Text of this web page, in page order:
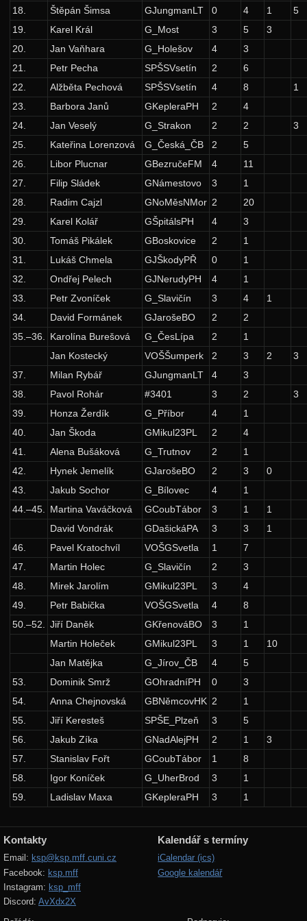
18.
Štěpán Šimsa GJungmanLT 0 4 1
5
19.
Karel Král G_Most 3 5
3
20.
Jan Vaňhara G_Holešov 4
3
21.
Petr Pecha SPŠSVsetín 2
6
22.
Alžběta Pechová SPŠSVsetín 4 8
1
23.
Barbora Janů GKepleraPH 2
4
24.
Jan Veselý G_Strakon 2 2
3
25.
Kateřina Lorenzová G_Česká_ČB 2
5
26.
Libor Plucnar GBezručeFM 4
11
27.
Filip Sládek GNámestovo 3
1
28.
Radim Cajzl GNoMěsNMor 2
20
29.
Karel Kolář GŠpitálsPH 4
3
30.
Tomáš Pikálek GBoskovice 2
1
31.
Lukáš Chmela GJŠkodyPŘ 0
1
32.
Ondřej Pelech GJNerudyPH 4
1
33.
Petr Zvoníček G_Slavičín 3 4
1
34.
David Formánek GJarošeBO 2
2
35.–36. Karolína Burešová G_ČesLípa 2
1
Jan Kostecký
VOŠŠumperk 2 3 2
3
37.
Milan Rybář GJungmanLT 4
3
38.
Pavol Rohár #3401 3 2
3
39.
Honza Žerdík G_Příbor 4
1
40.
Jan Škoda GMikul23PL 2
4
41.
Alena Bušáková G_Trutnov 2
1
42.
Hynek Jemelík GJarošeBO 2 3
0
43.
Jakub Sochor G_Bílovec 4
1
44.–45. Martina Vaváčková GCoubTábor 3 1
1
David Vondrák
GDašickáPA 3 3
1
46.
Pavel Kratochvíl VOŠGSvetla 1
7
47.
Martin Holec G_Slavičín 2
3
48.
Mirek Jarolím GMikul23PL 3
4
49.
Petr Babička VOŠGSvetla 4
8
50.–52. Jiří Daněk GKřenováBO 3
1
Martin Holeček
GMikul23PL 3 1
10
Jan Matějka
G_Jírov_ČB 4
5
53.
Dominik Smrž GOhradníPH 0
3
54.
Anna Chejnovská GBNěmcovHK 2
1
55.
Jiří Keresteš SPŠE_Plzeň 3
5
56.
Jakub Zíka GNadAlejPH 2 1
3
57.
Stanislav Fořt GCoubTábor 1
8
58.
Igor Koníček G_UherBrod 3
1
59.
Ladislav Maxa GKepleraPH 3 1
24. ročník: 11/12
23. ročník: 10/11
22. ročník: 09/10
21. ročník: 08/09
Zadání 1. série
Řešení
Výsledky
Zadání 2. série
Řešení
Výsledky
Zadání 3. série
Řešení
Výsledky
Zadání 4. série
Řešení
Výsledky
Zadání 5. série
Řešení
Výsledky
Kuchařky
Rozděl a panuj
Minimální kostry
Hešování
Dynamické programování
20. ročník: 07/08
19. ročník: 06/07
18. ročník: 05/06
17. ročník: 04/05
16. ročník: 03/04
15. ročník: 02/03
14. ročník: 01/02
13. ročník: 00/01
12. ročník: 99/00
11. ročník: 98/99
10. ročník: 97/98
9. ročník: 96/97
8. ročník: 95/96
7. ročník: 94/95
6. ročník: 93/94
Kontakty
Email: ksp@ksp.mff.cuni.cz
Facebook: ksp.mff
Instagram: ksp_mff
Discord: AvXdx2X
Kalendář s termíny
iCalendar (ics)
Google kalendář